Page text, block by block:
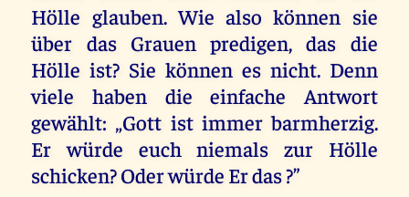
Hölle glauben. Wie also können sie
über das Grauen predigen, das die
Hölle ist? Sie können es nicht. Denn
viele haben die einfache Antwort
gewählt: „Gott ist immer barmherzig.
Er würde euch niemals zur Hölle
schicken? Oder würde Er das ?”